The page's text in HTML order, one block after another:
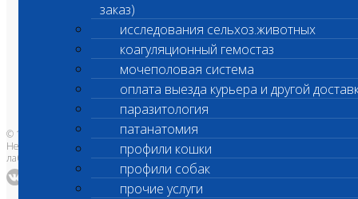
заказ)
исследования сельхоз.животных
коагуляционный гемостаз
мочеполовая система
оплата выезда курьера и другой
паразитология
патанатомия
профили кошки
профили собак
прочие услуги
О лаборатории
Анализы и цены
Ветеринарные центры
Владельцам
Врачам и клиникам
Бланки лаборатории
Банк донорской крови
Адреса лабораторий
© 1996-2026
Независимая ветеринарная
лаборатория Шанс Био